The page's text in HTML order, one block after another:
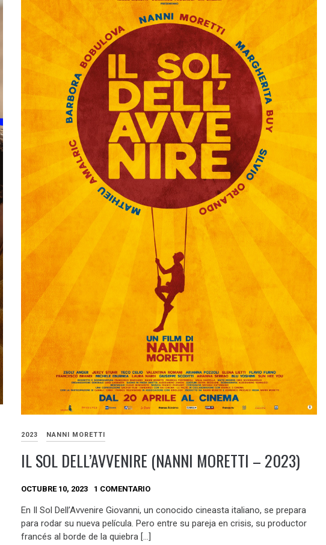
2023 NANNI MORETTI
IL SOL DELL’AVVENIRE (NANNI MORETTI – 2023)
OCTUBRE 10, 2023 1 COMENTARIO
En Il Sol Dell’Avvenire Giovanni, un conocido cineasta italiano, se prepara
para rodar su nueva película. Pero entre su pareja en crisis, su productor
francés al borde de la quiebra […]